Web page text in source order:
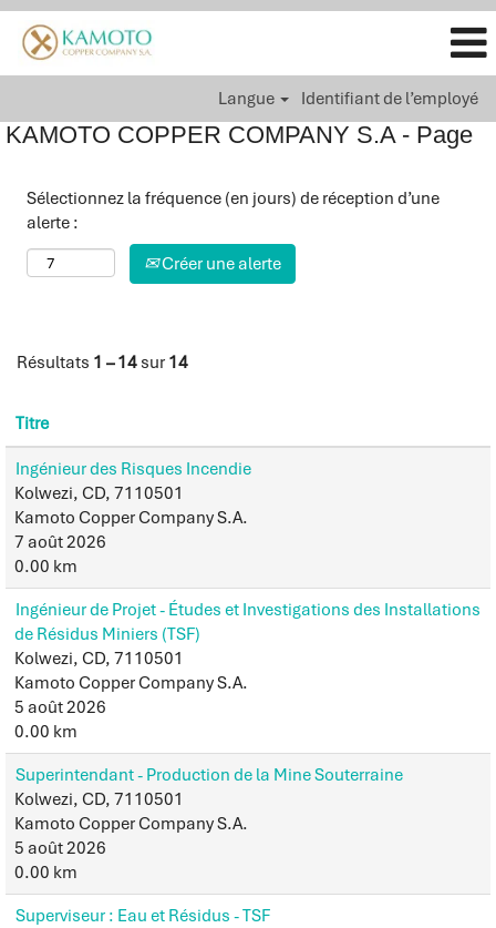
Langue Identifiant de l’employé
KAMOTO COPPER COMPANY S.A - Page
Sélectionnez la fréquence (en jours) de réception d’une
alerte :
Créer une alerte
Résultats 1 – 14 sur 14
Titre
Ingénieur des Risques Incendie
Kolwezi, CD, 7110501
Kamoto Copper Company S.A.
7 août 2026
0.00 km
Ingénieur de Projet - Études et Investigations des Installations
de Résidus Miniers (TSF)
Kolwezi, CD, 7110501
Kamoto Copper Company S.A.
5 août 2026
0.00 km
Superintendant - Production de la Mine Souterraine
Kolwezi, CD, 7110501
Kamoto Copper Company S.A.
5 août 2026
0.00 km
Superviseur : Eau et Résidus - TSF